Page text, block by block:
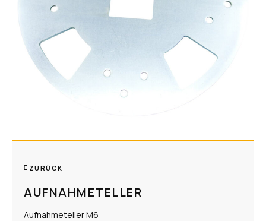
ZURÜCK
AUFNAHMETELLER
Aufnahmeteller M6